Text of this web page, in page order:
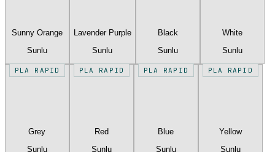
Sunny Orange
Sunlu
Lavender Purple
Sunlu
Black
Sunlu
White
Sunlu
PLA RAPID
Grey
Sunlu
PLA RAPID
Red
Sunlu
PLA RAPID
Blue
Sunlu
PLA RAPID
Yellow
Sunlu